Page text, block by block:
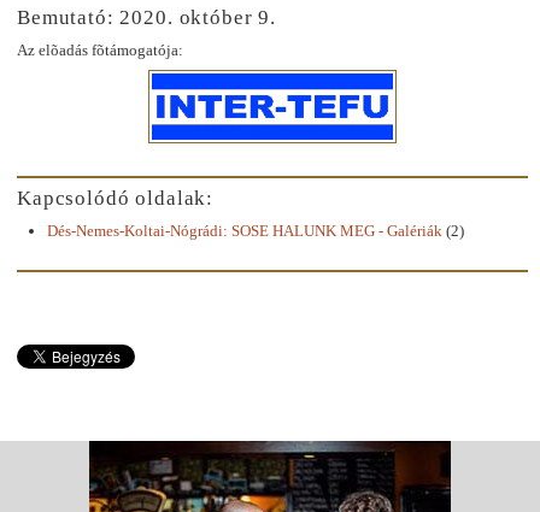
Bemutató: 2020. október 9.
Az elõadás fõtámogatója:
Kapcsolódó oldalak:
Dés-Nemes-Koltai-Nógrádi: SOSE HALUNK MEG - Galériák (2)